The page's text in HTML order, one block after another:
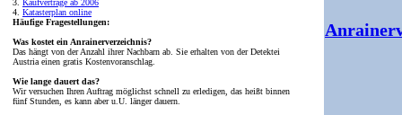
3. Kaufverträge ab 2006
4. Katasterplan online
Häufige Fragestellungen:
Was kostet ein Anrainerverzeichnis?
Das hängt von der Anzahl ihrer Nachbarn ab. Sie erhalten von der Detektei
Austria einen gratis Kostenvoranschlag.
Wie lange dauert das?
Wir versuchen Ihren Auftrag möglichst schnell zu erledigen, das heißt binnen
fünf Stunden, es kann aber u.U. länger dauern.